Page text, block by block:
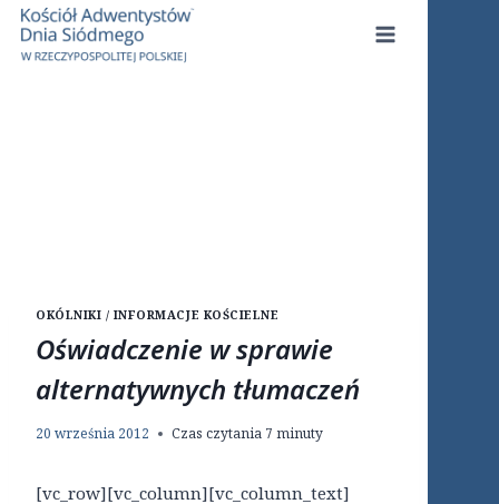
Przejdź
treści
OKÓLNIKI / INFORMACJE KOŚCIELNE
Oświadczenie w sprawie
alternatywnych tłumaczeń
20 września 2012 Czas czytania 7 minuty
[vc_row][vc_column][vc_column_text]